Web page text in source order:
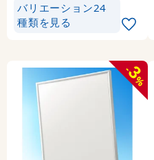
バリエーション24
種類を見る
-
3
%